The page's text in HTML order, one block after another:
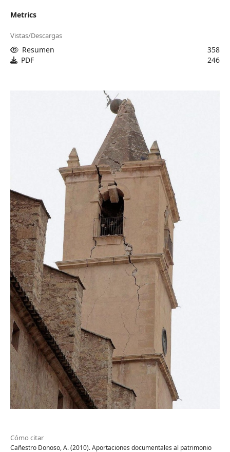
Metrics
Vistas/Descargas
Resumen
358
PDF
246
Cómo citar
Cañestro Donoso, A. (2010). Aportaciones documentales al patrimonio